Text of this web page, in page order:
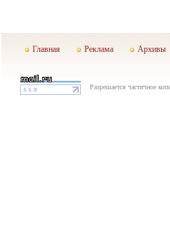
Главная Реклама Архивы
Разрешается частичное